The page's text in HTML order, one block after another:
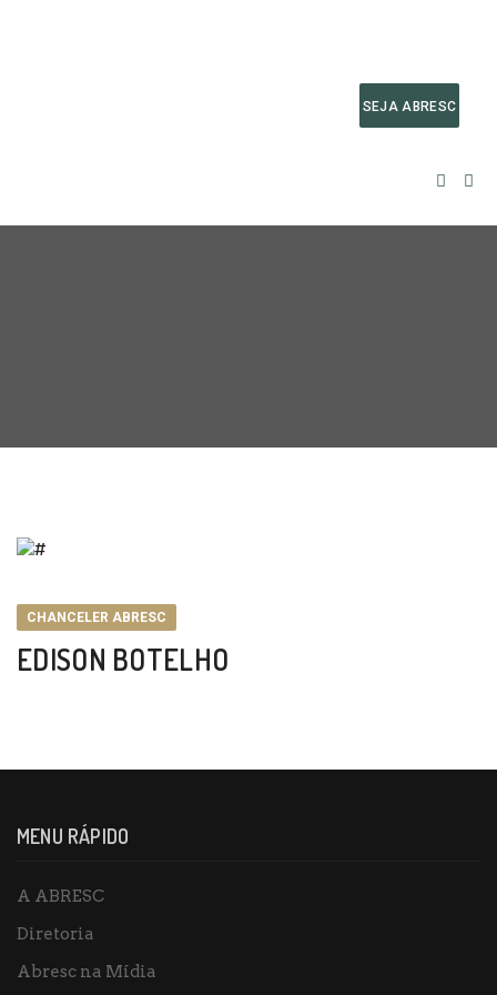
SEJA ABRESC
CHANCELER ABRESC
EDISON BOTELHO
MENU RÁPIDO
A ABRESC
Diretoria
Abresc na Mídia